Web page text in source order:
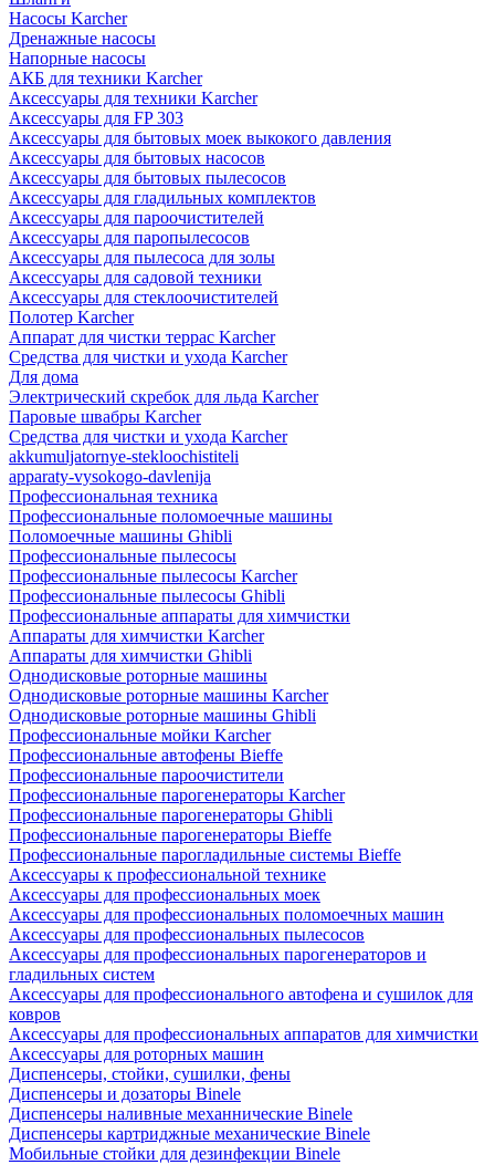
Насосы Karcher
Дренажные насосы
Напорные насосы
АКБ для техники Karcher
Аксессуары для техники Karcher
Аксессуары для FP 303
Аксессуары для бытовых моек выкокого давления
Аксессуары для бытовых насосов
Аксессуары для бытовых пылесосов
Аксессуары для гладильных комплектов
Аксессуары для пароочистителей
Аксессуары для паропылесосов
Аксессуары для пылесоса для золы
Аксессуары для садовой техники
Аксессуары для стеклоочистителей
Полотер Karcher
Аппарат для чистки террас Karcher
Средства для чистки и ухода Karcher
Для дома
Электрический скребок для льда Karcher
Паровые швабры Karcher
Средства для чистки и ухода Karcher
akkumuljatornye-stekloochistiteli
apparaty-vysokogo-davlenija
Профессиональная техника
Профессиональные поломоечные машины
Поломоечные машины Ghibli
Профессиональные пылесосы
Профессиональные пылесосы Karcher
Профессиональные пылесосы Ghibli
Профессиональные аппараты для химчистки
Аппараты для химчистки Karcher
Аппараты для химчистки Ghibli
Однодисковые роторные машины
Однодисковые роторные машины Karcher
Однодисковые роторные машины Ghibli
Профессиональные мойки Karcher
Профессиональные автофены Bieffe
Профессиональные пароочистители
Профессиональные парогенераторы Karcher
Профессиональные парогенераторы Ghibli
Профессиональные парогенераторы Bieffe
Профессиональные парогладильные системы Bieffe
Аксессуары к профессиональной технике
Аксессуары для профессиональных моек
Аксессуары для профессиональных поломоечных машин
Аксессуары для профессиональных пылесосов
Аксессуары для профессиональных парогенераторов и
гладильных систем
Аксессуары для профессионального автофена и сушилок для
ковров
Аксессуары для профессиональных аппаратов для химчистки
Аксессуары для роторных машин
Диспенсеры, стойки, сушилки, фены
Диспенсеры и дозаторы Binele
Диспенсеры наливные механнические Binele
Диспенсеры картриджные механические Binele
Мобильные стойки для дезинфекции Binele